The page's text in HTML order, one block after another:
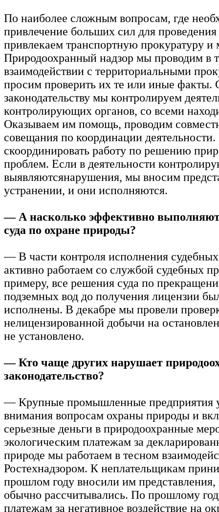
По наиболее сложным вопросам, где
привлечение больших сил для
привлекаем транспортную прокуратуру
Природоохранный надзор мы проводим в
взаимодействии с территориальными
просим проверить их те или иные факты.
законодательству мы контролируем
контролирующих органов, со всеми
Оказываем им помощь, проводим
совещания по координации
скоординировать работу по решению
проблем. Если в деятельности
выявляютсянарушения, мы вносим
устранении, и они исполняются.
— А насколько эффективно
суда по охране природы?
— В части контроля исполнения
активно работаем со службой судебных
примеру, все решения суда по
подземных вод до получения лицензии
исполнены. В декабре мы провели
нелицензированной добычи на
не установлено.
— Кто чаще других нарушает
законодательство?
— Крупные промышленные предприятия
внимания вопросам охраны природы и
серьезные деньги в природоохранные
экологическим платежам за
природе мы работаем в тесном
Ростехнадзором. К неплательщикам
прошлом году вносили им представления,
обычно рассчитывались. По прошлому
платежам за негативное воздействие на